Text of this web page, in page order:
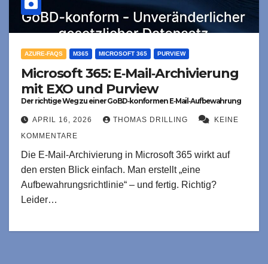
AZURE-FAQS M365 MICROSOFT 365 PURVIEW
Microsoft 365: E‑Mail‑Archivierung
mit EXO und Purview
Der richtige Weg zu einer GoBD‑konformen E‑Mail‑Aufbewahrung
APRIL 16, 2026 THOMAS DRILLING
KEINE
KOMMENTARE
Die E‑Mail‑Archivierung in Microsoft 365 wirkt auf
den ersten Blick einfach. Man erstellt „eine
Aufbewahrungsrichtlinie“ – und fertig. Richtig?
Leider…